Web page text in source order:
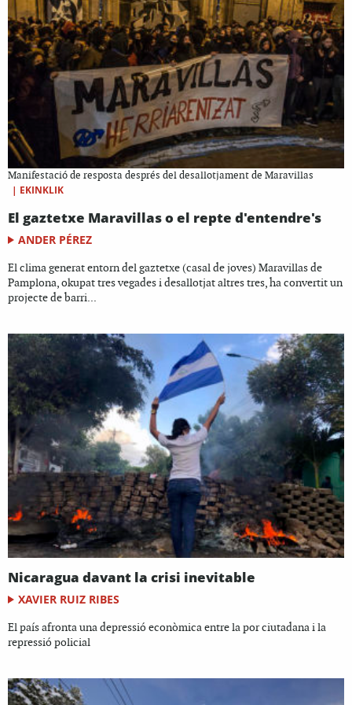
Manifestació de resposta després del desallotjament de Maravillas
| EKINKLIK
El gaztetxe Maravillas o el repte d'entendre's
ANDER PÉREZ
El clima generat entorn del gaztetxe (casal de joves) Maravillas de
Pamplona, okupat tres vegades i desallotjat altres tres, ha convertit un
projecte de barri...
Nicaragua davant la crisi inevitable
XAVIER RUIZ RIBES
El país afronta una depressió econòmica entre la por ciutadana i la
repressió policial